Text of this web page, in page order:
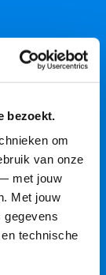
bezoekt.
om
van onze
met jouw
Met jouw
gegevens
technische
je jouw doel
je het
actie te
hoeken je